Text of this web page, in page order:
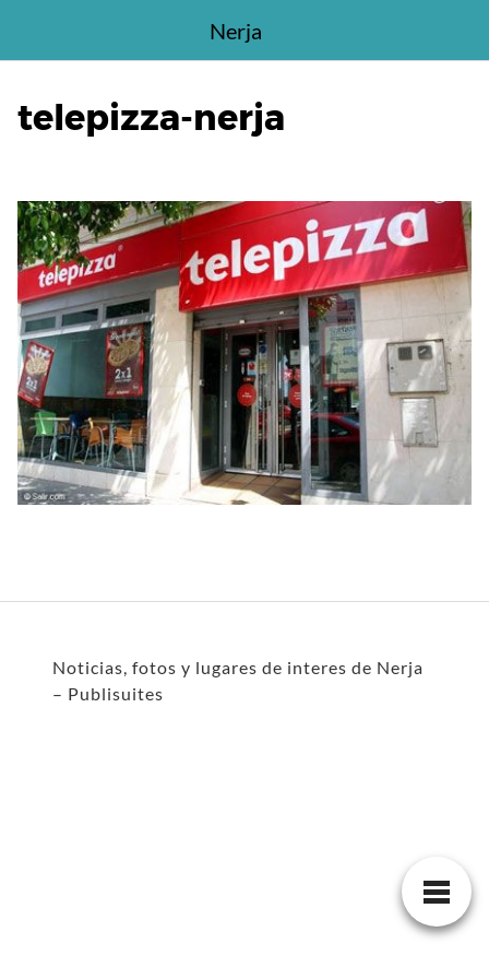
contenido
Nerja
telepizza-nerja
Noticias, fotos y lugares de interes de Nerja
– Publisuites